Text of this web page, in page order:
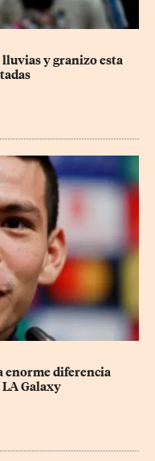
y granizo esta
enorme diferencia
Galaxy